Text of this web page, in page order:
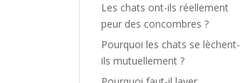
Les chats ont-ils réellement
peur des concombres ?
Pourquoi les chats se lèchent-
ils mutuellement ?